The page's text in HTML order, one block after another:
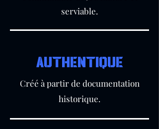
serviable.
AUTHENTIQUE
Créé à partir de documentation
historique.